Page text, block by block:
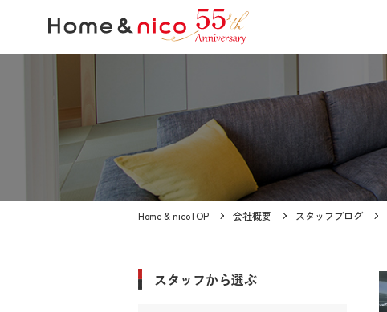
Home & nicoTOP 会社概要 スタッフブログ
スタッフから選ぶ